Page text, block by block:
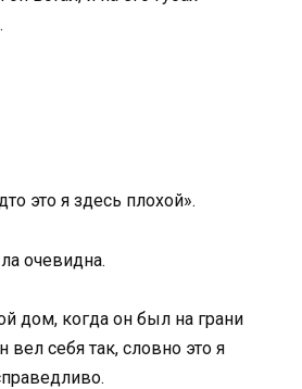
это я здесь плохой».
очевидна.
дом, когда он был на грани
вел себя так, словно это я